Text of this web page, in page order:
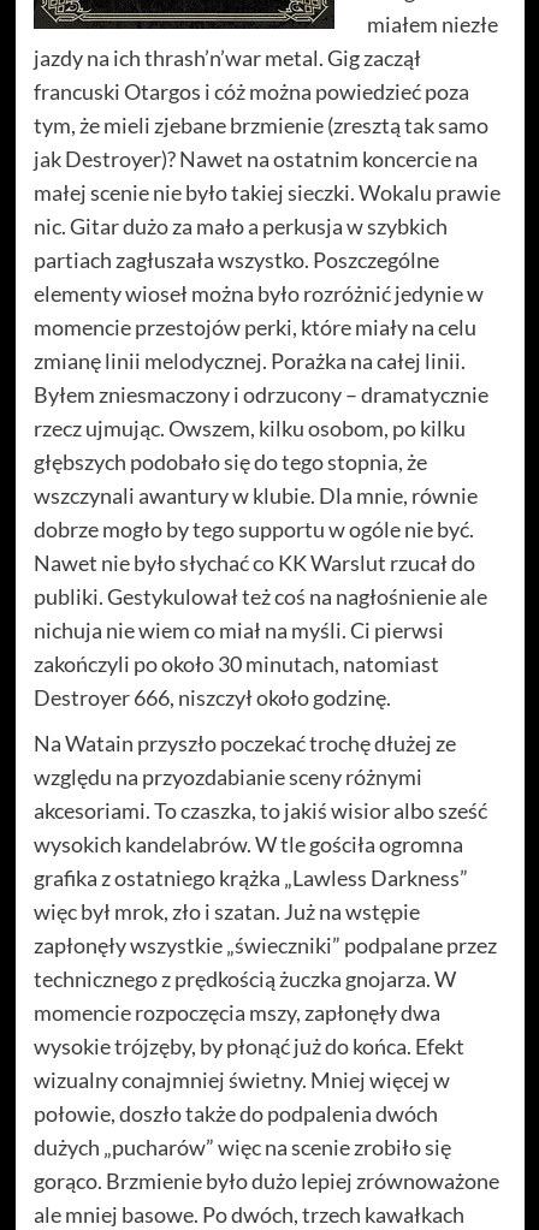
miałem niezłe
jazdy na ich thrash’n’war metal. Gig zaczął
francuski Otargos i cóż można powiedzieć poza
tym, że mieli zjebane brzmienie (zresztą tak samo
jak Destroyer)? Nawet na ostatnim koncercie na
małej scenie nie było takiej sieczki. Wokalu prawie
nic. Gitar dużo za mało a perkusja w szybkich
partiach zagłuszała wszystko. Poszczególne
elementy wioseł można było rozróżnić jedynie w
momencie przestojów perki, które miały na celu
zmianę linii melodycznej. Porażka na całej linii.
Byłem zniesmaczony i odrzucony – dramatycznie
rzecz ujmując. Owszem, kilku osobom, po kilku
głębszych podobało się do tego stopnia, że
wszczynali awantury w klubie. Dla mnie, równie
dobrze mogło by tego supportu w ogóle nie być.
Nawet nie było słychać co KK Warslut rzucał do
publiki. Gestykulował też coś na nagłośnienie ale
nichuja nie wiem co miał na myśli. Ci pierwsi
zakończyli po około 30 minutach, natomiast
Destroyer 666, niszczył około godzinę.
Na Watain przyszło poczekać trochę dłużej ze
względu na przyozdabianie sceny różnymi
akcesoriami. To czaszka, to jakiś wisior albo sześć
wysokich kandelabrów. W tle gościła ogromna
grafika z ostatniego krążka „Lawless Darkness”
więc był mrok, zło i szatan. Już na wstępie
zapłonęły wszystkie „świeczniki” podpalane przez
technicznego z prędkością żuczka gnojarza. W
momencie rozpoczęcia mszy, zapłonęły dwa
wysokie trójzęby, by płonąć już do końca. Efekt
wizualny conajmniej świetny. Mniej więcej w
połowie, doszło także do podpalenia dwóch
dużych „pucharów” więc na scenie zrobiło się
gorąco. Brzmienie było dużo lepiej zrównoważone
ale mniej basowe. Po dwóch, trzech kawałkach